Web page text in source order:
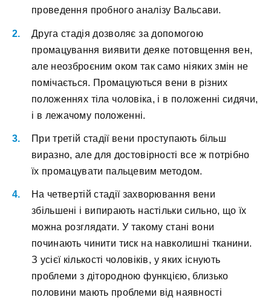
проведення пробного аналізу Вальсави.
Друга стадія дозволяє за допомогою
промацування виявити деяке потовщення вен,
але неозброєним оком так само ніяких змін не
помічається. Промацуються вени в різних
положеннях тіла чоловіка, і в положенні сидячи,
і в лежачому положенні.
При третій стадії вени проступають більш
виразно, але для достовірності все ж потрібно
їх промацувати пальцевим методом.
На четвертій стадії захворювання вени
збільшені і випирають настільки сильно, що їх
можна розглядати. У такому стані вони
починають чинити тиск на навколишні тканини.
З усієї кількості чоловіків, у яких існують
проблеми з дітородною функцією, близько
половини мають проблеми від наявності